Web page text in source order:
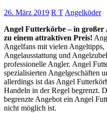
26. März 2019 R TAngelköder
Angel Futterkörbe – in
zu einem attraktiven Preis!
Angelfans mit vielen Angeltipps,
Angelausstattung und
professionelle Angler. Angel
spezialisierten Angelgeschäften
allerdings ist das Angel
Handeln in der Regel begrenzt.
begrenzte Angebot ein Angel
nicht möglich ist.